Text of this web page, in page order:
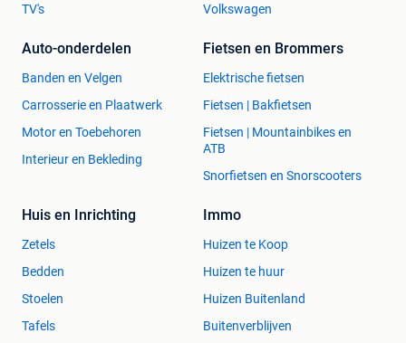
TV's
Volkswagen
Auto-onderdelen
Banden en Velgen
Carrosserie en Plaatwerk
Motor en Toebehoren
Interieur en Bekleding
Fietsen en Brommers
Elektrische fietsen
Fietsen | Bakfietsen
Fietsen | Mountainbikes en
ATB
Snorfietsen en Snorscooters
Huis en Inrichting
Zetels
Bedden
Stoelen
Tafels
Immo
Huizen te Koop
Huizen te huur
Huizen Buitenland
Buitenverblijven